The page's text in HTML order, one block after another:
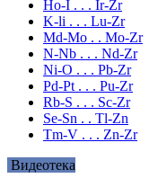
Ho-I . . . Ir-Zr
K-li . . . Lu-Zr
Md-Mo . . Mo-Zr
N-Nb . . . Nd-Zr
Ni-O . . . Pb-Zr
Pd-Pt . . . Pu-Zr
Rb-S . . . Sc-Zr
Se-Sn . . Tl-Zn
Tm-V . . . Zn-Zr
Видеотека